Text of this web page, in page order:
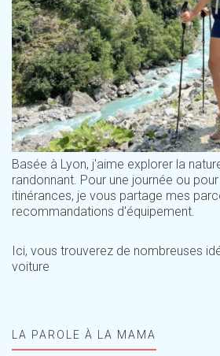
Basée à Lyon, j'aime explorer la
randonnant. Pour une journée ou
itinérances, je vous partage mes
recommandations d'équipement.
Ici, vous trouverez de nombreuses
voiture
LA PAROLE À LA MAMA